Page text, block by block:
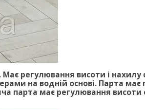
Має регулювання висоти і нахилу
на водній основі. Парта має
має регулювання висоти